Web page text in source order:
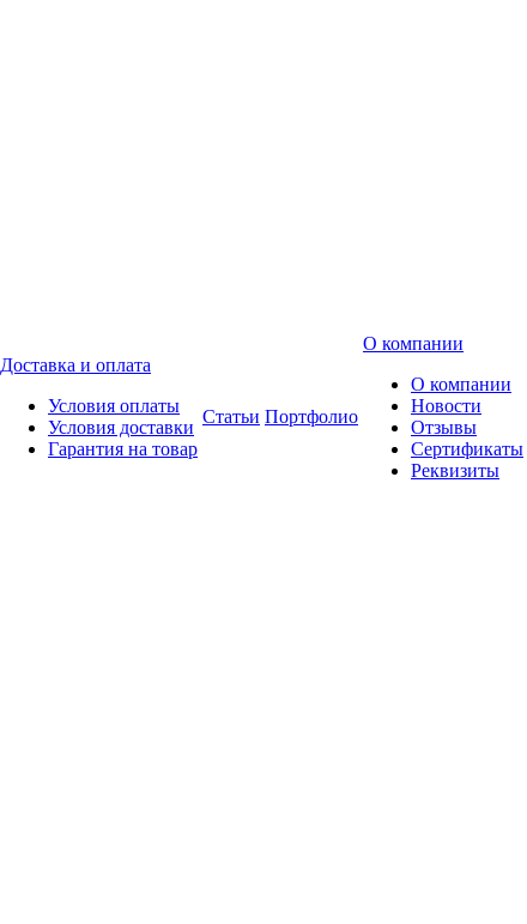
Доставка и оплата
Условия оплаты
Условия доставки
Гарантия на товар
Статьи Портфолио
О компании
О компании
Новости
Отзывы
Сертификаты
Реквизиты